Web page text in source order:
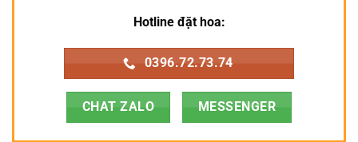
Hotline đặt hoa:
0396.72.73.74
CHAT ZALO MESSENGER